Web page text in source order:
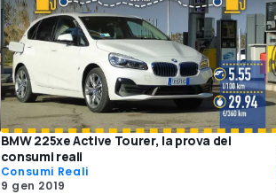
BMW 225xe Active Tourer, la prova dei
consumi reali
Consumi Reali
9 gen 2019